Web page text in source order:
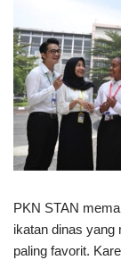
PKN STAN
ikatan dinas yang
paling favorit.